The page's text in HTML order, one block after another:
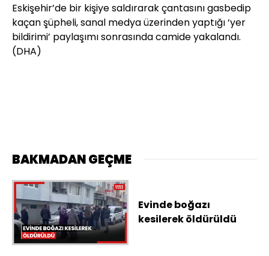
Eskişehir’de bir kişiye saldırarak çantasını gasbedip
kaçan şüpheli, sanal medya üzerinden yaptığı ‘yer
bildirimi’ paylaşımı sonrasında camide yakalandı.
(DHA)
BAKMADAN GEÇME
Evinde boğazı
kesilerek öldürüldü